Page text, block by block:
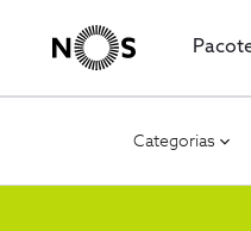
Categorias